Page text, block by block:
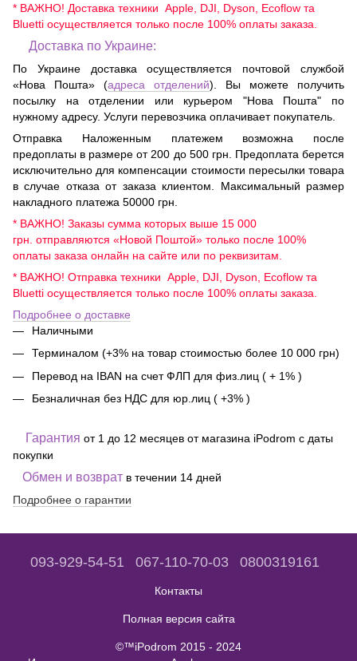
* ВАЖНО! Доставка техники Apple, DJI, Dyson, Ecoflow та
Bluetti осуществляется только после 100% оплаты заказа.
Доставка по Украине:
По Украине доставка осуществляется почтовой службой
«Нова Пошта» (адреса отделений). Вы можете получить
посылку на отделении или курьером "Нова Пошта" по
нужному адресу. Услуги перевозчика оплачивает покупатель.
Отправка Наложенным платежем возможна после
предоплаты в размере от 200 до 500 грн. Предоплата берется
исключительно для компенсации стоимости пересылки товара
в случае отказа от заказа клиентом. Максимальный размер
накладного платежа 50000 грн.
* ВАЖНО! Заказы сумма которых выше 15 000
грн. отправляются «Новой Поштой» только после 100%
оплаты заказа онлайн на сайте или по реквизитам.
* ВАЖНО! Отправка техники Apple, DJI, Dyson, Ecoflow та
Bluetti осуществляется только после 100% оплаты заказа.
Подробнее о доставке
Наличными
Терминалом (+3% на товар стоимостью более 10 000 грн)
Перевод на IBAN на счет ФЛП для физ.лиц ( + 1% )
Безналичная без НДС для юр.лиц ( +3% )
Гарантия от 1 до 12 месяцев от магазина iPodrom с даты
покупки
Обмен и возврат в течении 14 дней
Подробнее о гарантии
093-929-54-51 067-110-70-03 0800319161
Контакты
Полная версия сайта
©™iPodrom 2015 - 2024